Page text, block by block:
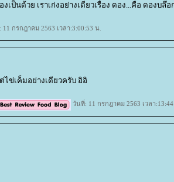
เป็นด้วย เราเก่งอย่างเดียวเรื่อง ดอง...คือ ดองบล๊อ
11 กรกฎาคม 2563 เวลา:3:00:53 น.
ข่เค็มอย่างเดียวครับ อิอิ
วันที่: 11 กรกฎาคม 2563 เวลา